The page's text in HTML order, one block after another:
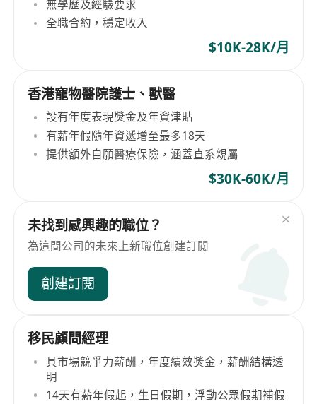
無學歷及經驗要求
全職合約，穩定收入
$10K-28K/月
香港寵物醫院護士、獸醫
設有年度表現獎金及年資津貼
有薪年假隨年資遞增至最多18天
提供額外自願醫療保險，涵蓋直系親屬
$30K-60K/月
未找到感興趣的職位？
為這間公司的未來上新職位創建訂閱
創建訂閱
移民顧問經理
具市場競爭力薪酬，年度績效獎金，薪酬結構透
明
14天有薪年假起，生日假期，浮動公眾假期補假